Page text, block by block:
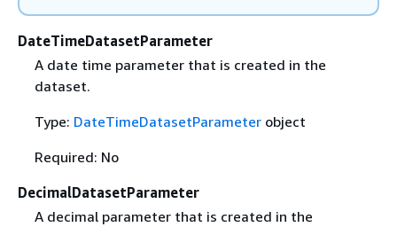
DateTimeDatasetParameter
A date time parameter that is created in the
dataset.
Type: DateTimeDatasetParameterobject
Required: No
DecimalDatasetParameter
A decimal parameter that is created in the